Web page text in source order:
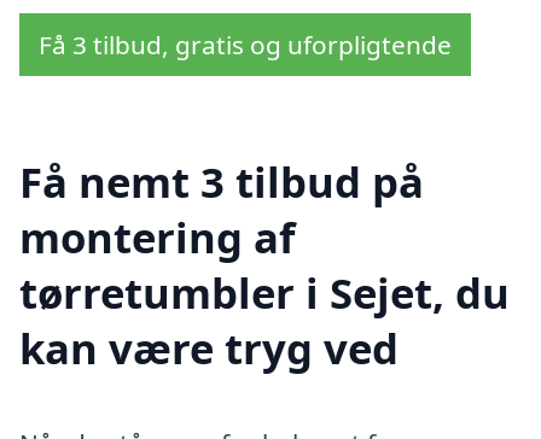
Få 3 tilbud, gratis og uforpligtende
Få nemt 3 tilbud på
montering af
tørretumbler i Sejet, du
kan være tryg ved